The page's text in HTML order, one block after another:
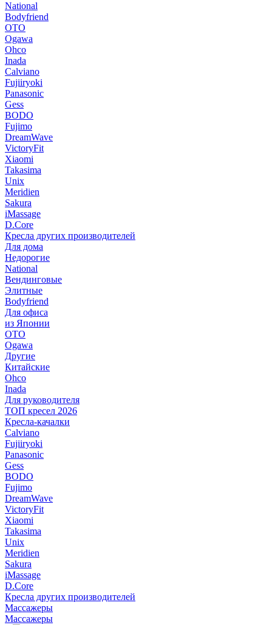
National
Bodyfriend
OTO
Ogawa
Ohco
Inada
Calviano
Fujiiryoki
Panasonic
Gess
BODO
Fujimo
DreamWave
VictoryFit
Xiaomi
Takasima
Unix
Meridien
Sakura
iMassage
D.Core
Кресла других производителей
Для дома
Недорогие
National
Вендинговые
Элитные
Bodyfriend
Для офиса
из Японии
OTO
Ogawa
Другие
Китайские
Ohco
Inada
Для руководителя
ТОП кресел 2026
Кресла-качалки
Calviano
Fujiiryoki
Panasonic
Gess
BODO
Fujimo
DreamWave
VictoryFit
Xiaomi
Takasima
Unix
Meridien
Sakura
iMassage
D.Core
Кресла других производителей
Массажеры
Массажеры